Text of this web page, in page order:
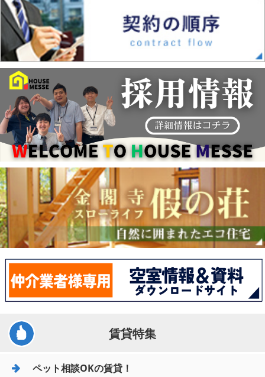
賃貸特集
ペット相談OKの賃貸！